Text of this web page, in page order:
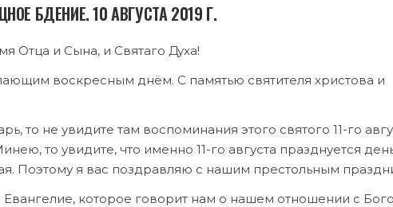
БДЕНИЕ. 10 АВГУСТА 2019 Г.
Отца и Сына, и Святаго Духа!
воскресным днём. С памятью святителя христова и
то не увидите там воспоминания этого святого 11-го
то увидите, что именно 11-го августа празднуется
Поэтому я вас поздравляю с нашим престольным
которое говорит нам о нашем отношении с